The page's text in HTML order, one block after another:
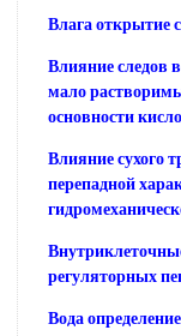
Влага открытие
Влияние следов
мало
основности
Влияние сухого
перепадной
регуляторных
Вода